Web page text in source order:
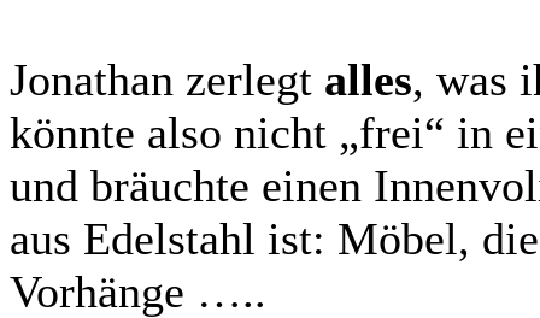
Jonathan zerlegt alles, was
könnte also nicht „frei“ in
und bräuchte einen
aus Edelstahl ist: Möbel,
Vorhänge …..